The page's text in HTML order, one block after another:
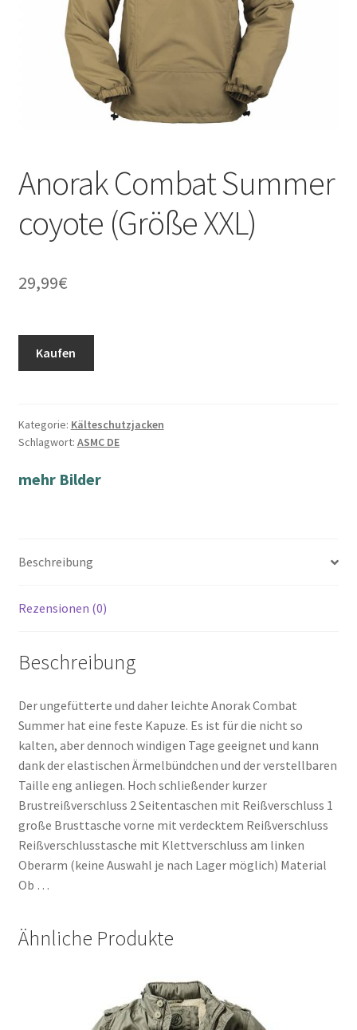
Anorak Combat Summer
coyote (Größe XXL)
29,99€
Kaufen
Kategorie: Kälteschutzjacken
Schlagwort: ASMC DE
mehr Bilder
Beschreibung
Rezensionen (0)
Beschreibung
Der ungefütterte und daher leichte Anorak Combat
Summer hat eine feste Kapuze. Es ist für die nicht so
kalten, aber dennoch windigen Tage geeignet und kann
dank der elastischen Ärmelbündchen und der verstellbaren
Taille eng anliegen. Hoch schließender kurzer
Brustreißverschluss 2 Seitentaschen mit Reißverschluss 1
große Brusttasche vorne mit verdecktem Reißverschluss
Reißverschlusstasche mit Klettverschluss am linken
Oberarm (keine Auswahl je nach Lager möglich) Material
Ob …
Ähnliche Produkte